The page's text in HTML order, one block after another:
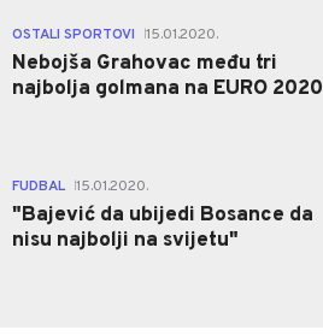
OSTALI SPORTOVI 15.01.2020.
Nebojša Grahovac među tri
najbolja golmana na EURO 2020
FUDBAL 15.01.2020.
"Bajević da ubijedi Bosance da
nisu najbolji na svijetu"